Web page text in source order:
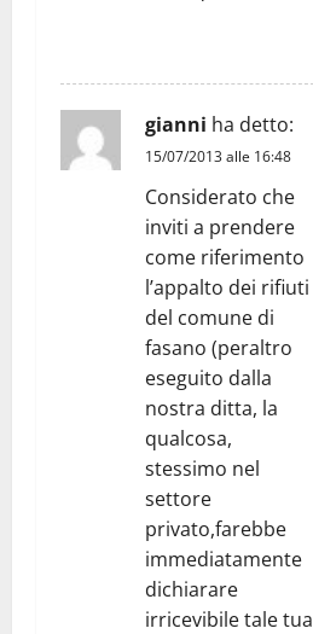
gianni ha detto:
15/07/2013 alle 16:48
Considerato che
inviti a prendere
come riferimento
l’appalto dei rifiuti
del comune di
fasano (peraltro
eseguito dalla
nostra ditta, la
qualcosa,
stessimo nel
settore
privato,farebbe
immediatamente
dichiarare
irricevibile tale tua